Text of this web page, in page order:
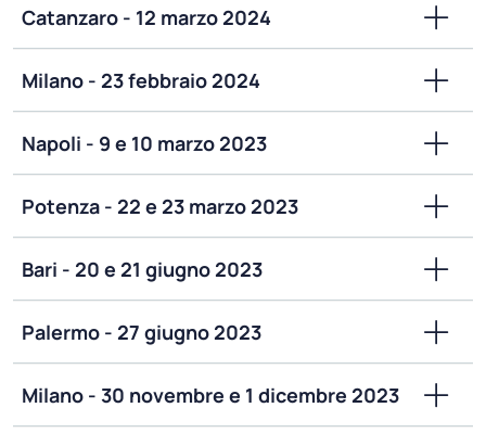
Catanzaro - 12 marzo 2024
Milano - 23 febbraio 2024
Napoli - 9 e 10 marzo 2023
Potenza - 22 e 23 marzo 2023
Bari - 20 e 21 giugno 2023
Palermo - 27 giugno 2023
Milano - 30 novembre e 1 dicembre 2023